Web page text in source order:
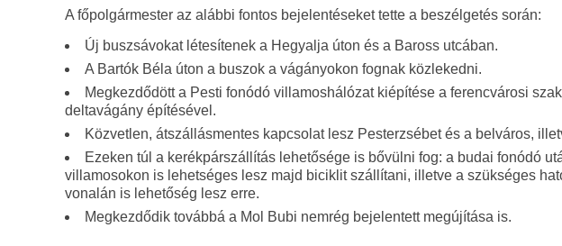
A főpolgármester az alábbi fontos bejelentéseket tette a beszélgetés során:
Új buszsávokat létesítenek a Hegyalja úton és a Baross utcában.
A Bartók Béla úton a buszok a vágányokon fognak közlekedni.
Megkezdődött a Pesti fonódó villamoshálózat kiépítése a ferencvárosi
deltavágány építésével.
Közvetlen, átszállásmentes kapcsolat lesz Pesterzsébet és a belváros,
Ezeken túl a kerékpárszállítás lehetősége is bővülni fog: a budai fonódó
villamosokon is lehetséges lesz majd biciklit szállítani, illetve a szükséges
vonalán is lehetőség lesz erre.
Megkezdődik továbbá a Mol Bubi nemrég bejelentett megújítása is.